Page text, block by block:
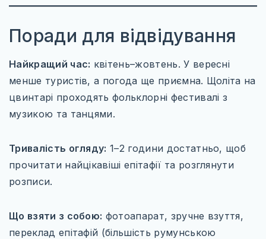
Поради для відвідування
Найкращий час: квітень–жовтень. У вересні
менше туристів, а погода ще приємна. Щоліта на
цвинтарі проходять фольклорні фестивалі з
музикою та танцями.
Тривалість огляду: 1–2 години достатньо, щоб
прочитати найцікавіші епітафії та розглянути
розписи.
Що взяти з собою: фотоапарат, зручне взуття,
переклад епітафій (більшість румунською